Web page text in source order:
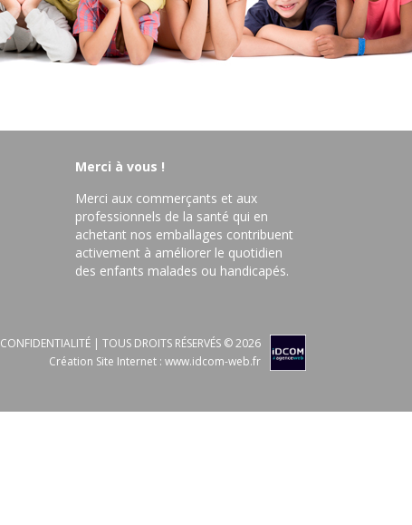
Merci à vous !
Merci aux commerçants et aux
professionnels de la santé qui en
achetant nos emballages contribuent
activement à améliorer le quotidien
des enfants malades ou handicapés.
CONFIDENTIALITÉ | TOUS DROITS RÉSERVÉS © 2026
Création Site Internet : www.idcom-web.fr